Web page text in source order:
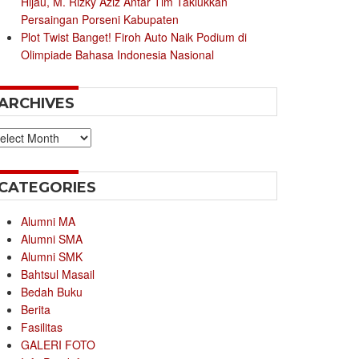
Persaingan Porseni Kabupaten
Plot Twist Banget! Firoh Auto Naik Podium di
Olimpiade Bahasa Indonesia Nasional
Alumni MA
Alumni SMA
Alumni SMK
Bahtsul Masail
Bedah Buku
Berita
Fasilitas
GALERI FOTO